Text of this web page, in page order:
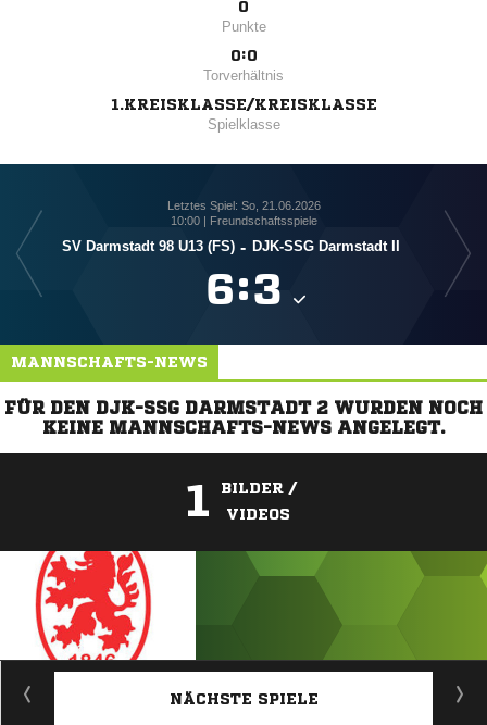
0
Punkte
0:0
Torverhältnis
1.KREISKLASSE/KREISKLASSE
Spielklasse
Letztes Spiel: So, 21.06.2026
10:00 | Freundschaftsspiele
SV Darmstadt 98 U13 (FS) - DJK-SSG Darmstadt II
:
MANNSCHAFTS-NEWS
FÜR DEN DJK-SSG DARMSTADT 2 WURDEN NOCH
KEINE MANNSCHAFTS-NEWS ANGELEGT.
1
BILDER /
VIDEOS
ANZEIGE
NÄCHSTE SPIELE